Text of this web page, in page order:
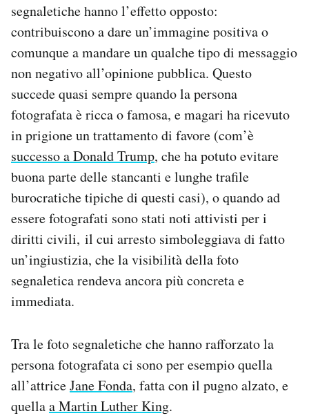
segnaletiche hanno l’effetto opposto:
contribuiscono a dare un’immagine positiva o
comunque a mandare un qualche tipo di messaggio
non negativo all’opinione pubblica. Questo
succede quasi sempre quando la persona
fotografata è ricca o famosa, e magari ha ricevuto
in prigione un trattamento di favore (com’è
successo a Donald Trump, che ha potuto evitare
buona parte delle stancanti e lunghe trafile
burocratiche tipiche di questi casi), o quando ad
essere fotografati sono stati noti attivisti per i
diritti civili, il cui arresto simboleggiava di fatto
un’ingiustizia, che la visibilità della foto
segnaletica rendeva ancora più concreta e
immediata.
Tra le foto segnaletiche che hanno rafforzato la
persona fotografata ci sono per esempio quella
all’attriceJane Fonda, fatta con il pugno alzato, e
quellaa Martin Luther King.